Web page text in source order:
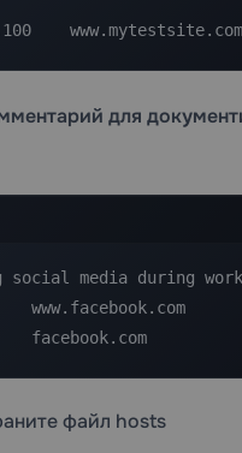
www.mytestsite.com
для
social media during
www.facebook.com
facebook.com
файл hosts